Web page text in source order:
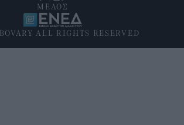
ALL RIGHTS RESERVED
ΜΕΛΟΣ